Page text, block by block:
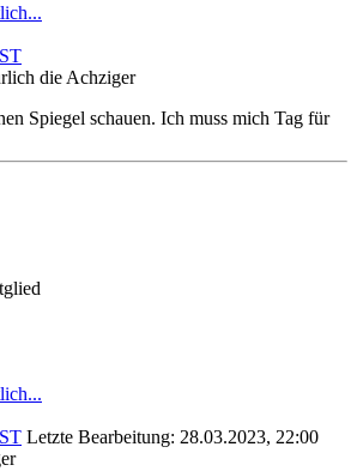
die Achziger
Spiegel schauen. Ich muss mich Tag für
Letzte Bearbeitung: 28.03.2023, 22:00